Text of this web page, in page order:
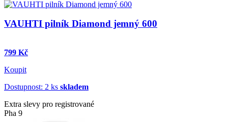
VAUHTI pilník Diamond jemný 600
799 Kč
Koupit
Dostupnost: 2 ks skladem
Extra slevy pro registrované
Pha 9